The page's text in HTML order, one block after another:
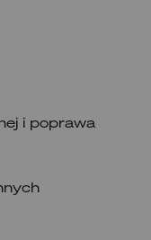
i poprawa